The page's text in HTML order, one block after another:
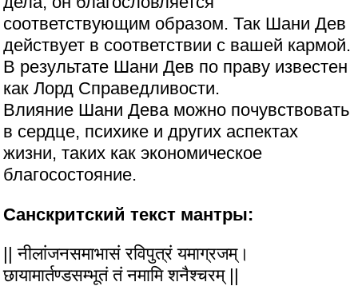
соответствующим образом. Так Шани Дев
действует в соответствии с вашей кармой.
В результате Шани Дев по праву известен
как Лорд Справедливости.
Влияние Шани Дева можно почувствовать
в сердце, психике и других аспектах
жизни, таких как экономическое
благосостояние.
Санскритский текст мантры:
|| नीलांजनसमाभासं रविपुत्रं यमाग्रजम्‌।
छायामार्तण्डसम्भूतं तं नमामि शनैश्चरम्‌ ||